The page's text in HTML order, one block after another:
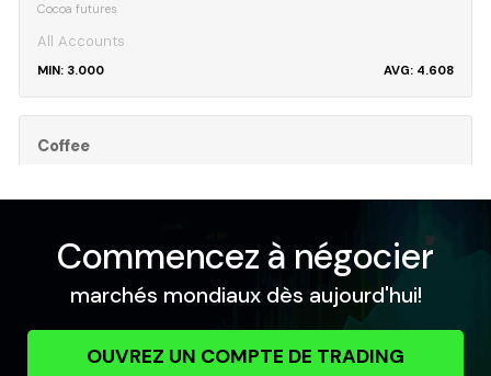
Cocoa futures
3.000 4.608
All Accounts
Coffee
0.300
All Accounts
Corn
Corn Futures
All Accounts
Commencez à négocier
marchés mondiaux dès aujourd'hui!
OUVREZ UN COMPTE DE TRADING